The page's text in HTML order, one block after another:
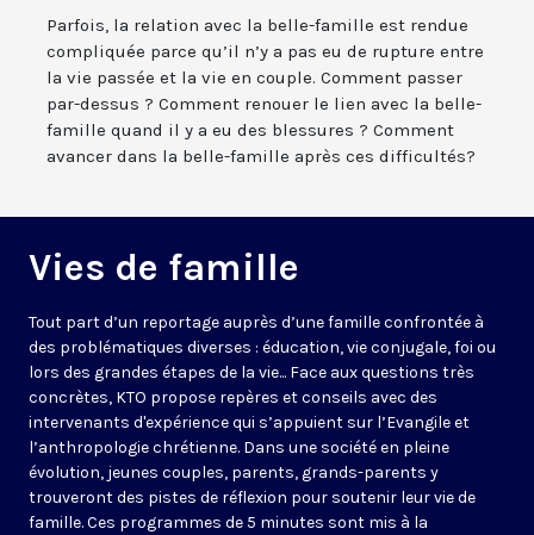
Parfois, la relation avec la belle-famille est rendue
compliquée parce qu’il n’y a pas eu de rupture entre
la vie passée et la vie en couple. Comment passer
par-dessus ? Comment renouer le lien avec la belle-
famille quand il y a eu des blessures ? Comment
avancer dans la belle-famille après ces difficultés?
Vies de famille
Tout part d’un reportage auprès d’une famille confrontée à
des problématiques diverses : éducation, vie conjugale, foi ou
lors des grandes étapes de la vie... Face aux questions très
concrètes, KTO propose repères et conseils avec des
intervenants d'expérience qui s’appuient sur l’Evangile et
l’anthropologie chrétienne. Dans une société en pleine
évolution, jeunes couples, parents, grands-parents y
trouveront des pistes de réflexion pour soutenir leur vie de
famille. Ces programmes de 5 minutes sont mis à la